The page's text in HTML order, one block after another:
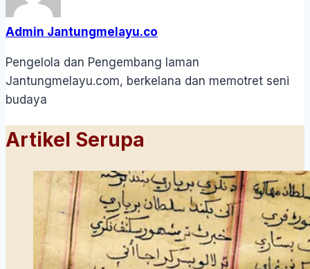
Admin Jantungmelayu.co
Pengelola dan Pengembang laman
Jantungmelayu.com, berkelana dan memotret seni
budaya
Artikel Serupa